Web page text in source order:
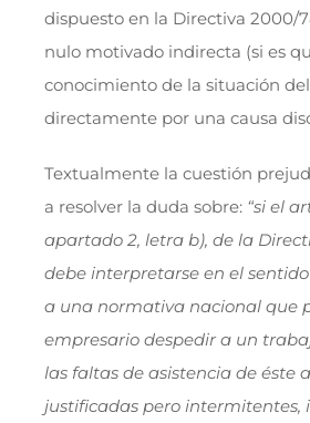
dispuesto en la Directiva 2000/
nulo motivado indirecta (si es
conocimiento de la situación
directamente por una causa
Textualmente la cuestión
a resolver la duda sobre: “si el
apartado 2, letra b), de la
debe interpretarse en el
a una normativa nacional que
empresario despedir a un
las faltas de asistencia de éste
justificadas pero intermitentes,